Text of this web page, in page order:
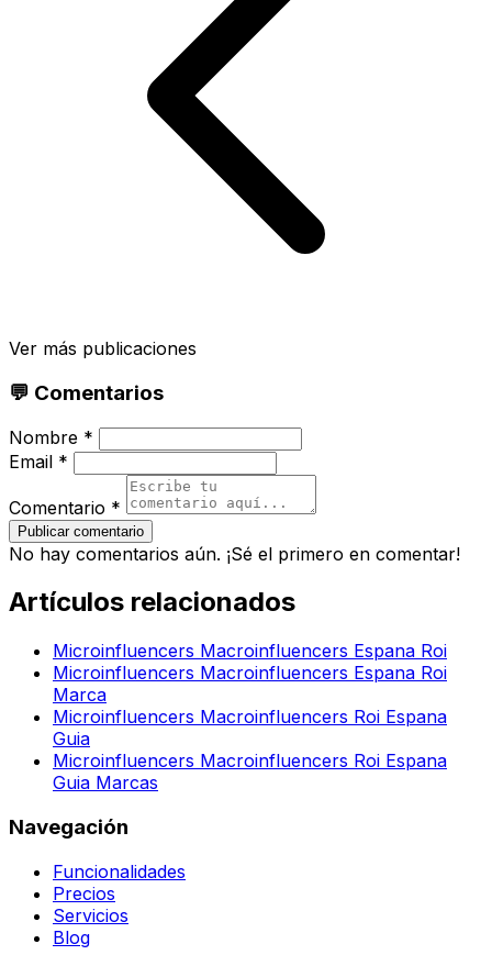
Ver más publicaciones
💬 Comentarios
Nombre *
Email *
Comentario *
Publicar comentario
No hay comentarios aún. ¡Sé el primero en comentar!
Artículos relacionados
Microinfluencers Macroinfluencers Espana Roi
Microinfluencers Macroinfluencers Espana Roi
Marca
Microinfluencers Macroinfluencers Roi Espana
Guia
Microinfluencers Macroinfluencers Roi Espana
Guia Marcas
Navegación
Funcionalidades
Precios
Servicios
Blog